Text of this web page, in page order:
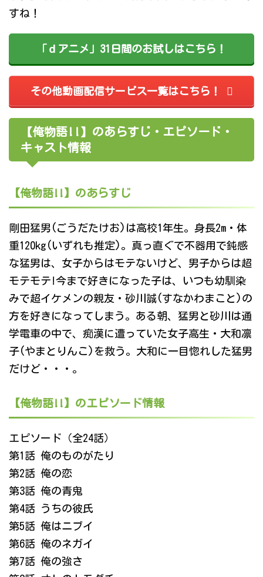
すね！
「ｄアニメ」31日間のお試しはこちら！
その他動画配信サービス一覧はこちら！
【俺物語!!】のあらすじ・エピソード・
キャスト情報
【俺物語!!】のあらすじ
剛田猛男(ごうだたけお)は高校1年生。身長2m・体
重120kg(いずれも推定)。真っ直ぐで不器用で鈍感
な猛男は、女子からはモテないけど、男子からは超
モテモテ!今まで好きになった子は、いつも幼馴染
みで超イケメンの親友・砂川誠(すなかわまこと)の
方を好きになってしまう。ある朝、猛男と砂川は通
学電車の中で、痴漢に遭っていた女子高生・大和凛
子(やまとりんこ)を救う。大和に一目惚れした猛男
だけど・・・。
【俺物語!!】のエピソード情報
エピソード（全24話）
第1話 俺のものがたり
第2話 俺の恋
第3話 俺の青鬼
第4話 うちの彼氏
第5話 俺はニブイ
第6話 俺のネガイ
第7話 俺の強さ